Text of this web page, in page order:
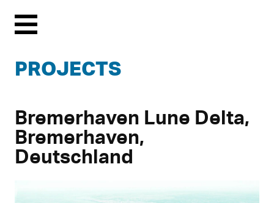
Menu
PROJECTS
Bremerhaven Lune Delta,
Bremerhaven,
Deutschland